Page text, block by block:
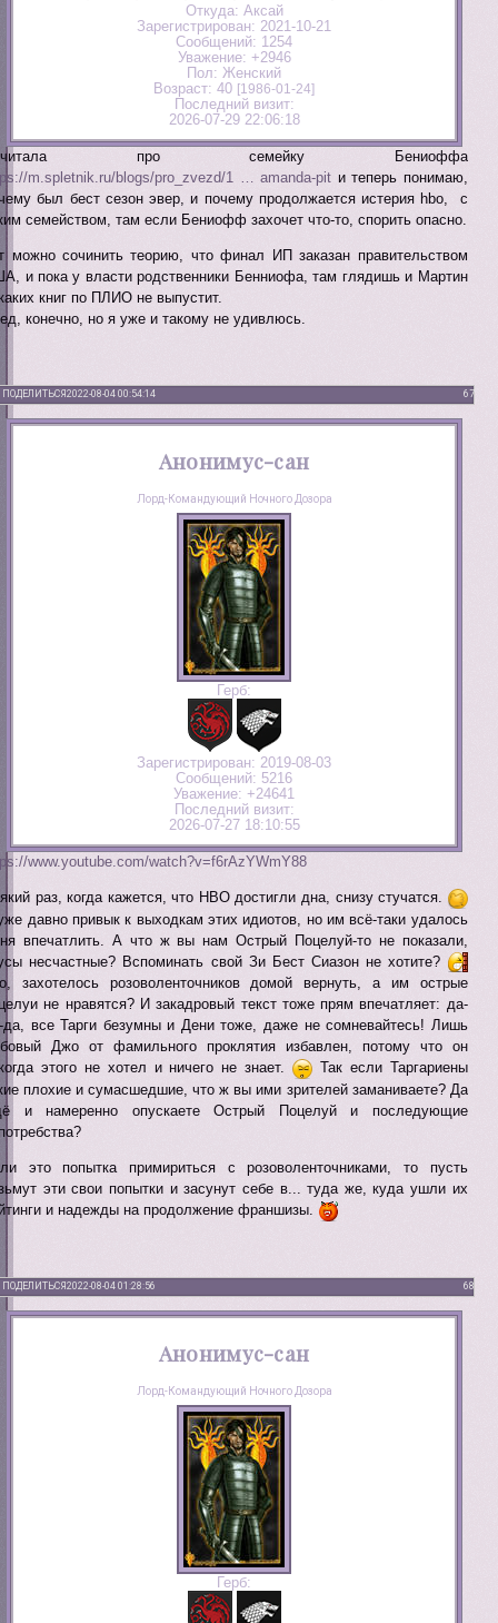
Откуда: Аксай
Зарегистрирован: 2021-10-21
Сообщений: 1254
Уважение: +2946
Пол: Женский
Возраст: 40 [1986-01-24]
Последний визит:
2026-07-29 22:06:18
про семейку Бениоффа
m.spletnik.ru/blogs/pro_zvezd/1 … amanda-pit и теперь понимаю,
был бест сезон эвер, и почему продолжается истерия hbo, с
семейством, там если Бениофф захочет что-то, спорить опасно.
можно сочинить теорию, что финал ИП заказан правительством
и пока у власти родственники Бенниофа, там глядишь и Мартин
книг по ПЛИО не выпустит.
конечно, но я уже и такому не удивлюсь.
ПОДЕЛИТЬСЯ 67
2022-08-04 00:54:14
Анонимус-сан
Лорд-Командующий Ночного Дозора
Герб:
Зарегистрирован: 2019-08-03
Сообщений: 5216
Уважение: +24641
Последний визит:
2026-07-27 18:10:55
www.youtube.com/watch?v=f6rAzYWmY88
раз, когда кажется, что НВО достигли дна, снизу стучатся.
давно привык к выходкам этих идиотов, но им всё-таки удалось
впечатлить. А что ж вы нам Острый Поцелуй-то не показали,
несчастные? Вспоминать свой Зи Бест Сиазон не хотите?
захотелось розоволенточников домой вернуть, а им острые
не нравятся? И закадровый текст тоже прям впечатляет: да-
да, все Тарги безумны и Дени тоже, даже не сомневайтесь! Лишь
Джо от фамильного проклятия избавлен, потому что он
этого не хотел и ничего не знает.
Так если Таргариены
плохие и сумасшедшие, что ж вы ими зрителей заманиваете? Да
и намеренно опускаете Острый Поцелуй и последующие
это попытка примириться с розоволенточниками, то пусть
эти свои попытки и засунут себе в... туда же, куда ушли их
и надежды на продолжение франшизы.
ПОДЕЛИТЬСЯ 68
2022-08-04 01:28:56
Анонимус-сан
Лорд-Командующий Ночного Дозора
Герб: